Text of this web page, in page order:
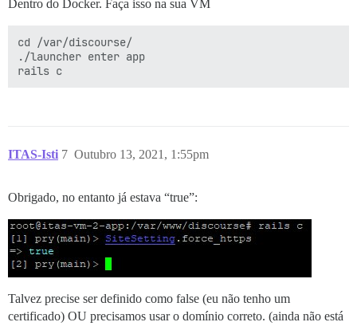
Dentro do Docker. Faça isso na sua VM
cd /var/discourse/
./launcher enter app
ITAS-Isti Outubro 13, 2021, 1:55pm
7
Obrigado, no entanto já estava “true”:
Talvez precise ser definido como false (eu não tenho um
certificado) OU precisamos usar o domínio correto. (ainda não está